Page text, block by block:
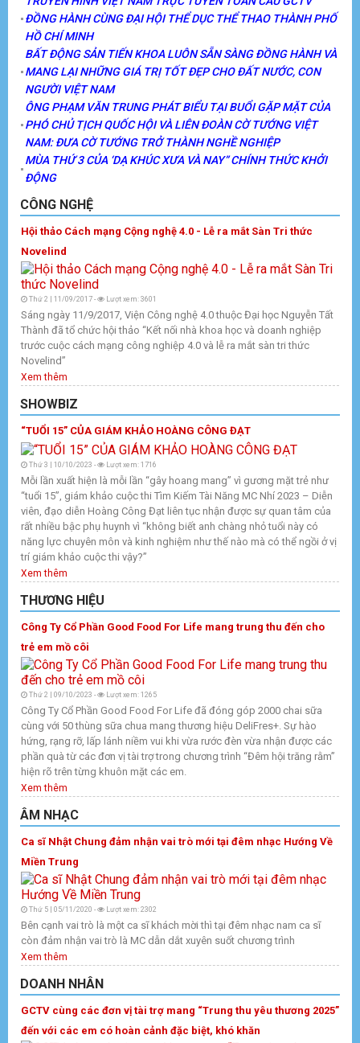
ĐỒNG HÀNH CÙNG ĐẠI HỘI THỂ DỤC THỂ THAO THÀNH PHỐ
HỒ CHÍ MINH
BẤT ĐỘNG SẢN TIẾN KHOA LUÔN SẴN SÀNG ĐỒNG HÀNH VÀ
MANG LẠI NHỮNG GIÁ TRỊ TỐT ĐẸP CHO ĐẤT NƯỚC, CON
NGƯỜI VIỆT NAM
ÔNG PHẠM VĂN TRUNG PHÁT BIỂU TẠI BUỔI GẶP MẶT CỦA
PHÓ CHỦ TỊCH QUỐC HỘI VÀ LIÊN ĐOÀN CỜ TƯỚNG VIỆT
NAM: ĐƯA CỜ TƯỚNG TRỞ THÀNH NGHỀ NGHIỆP
MÙA THỨ 3 CỦA ‘DẠ KHÚC XƯA VÀ NAY” CHÍNH THỨC KHỞI
ĐỘNG
CÔNG NGHỆ
Hội thảo Cách mạng Cộng nghệ 4.0 - Lễ ra mắt Sàn Tri thức
Novelind
Thứ 2 | 11/09/2017 - Lượt xem: 3601
Sáng ngày 11/9/2017, Viện Công nghệ 4.0 thuộc Đại học Nguyễn Tất
Thành đã tổ chức hội thảo “Kết nối nhà khoa học và doanh nghiệp
trước cuộc cách mạng công nghiệp 4.0 và lễ ra mắt sàn tri thức
Novelind”
Xem thêm
SHOWBIZ
“TUỔI 15” CỦA GIÁM KHẢO HOÀNG CÔNG ĐẠT
Thứ 3 | 10/10/2023 - Lượt xem: 1716
Mỗi lần xuất hiện là mỗi lần “gây hoang mang” vì gương mặt trẻ như
“tuổi 15”, giám khảo cuộc thi Tìm Kiếm Tài Năng MC Nhí 2023 – Diễn
viên, đạo diễn Hoàng Công Đạt liên tục nhận được sự quan tâm của
rất nhiều bậc phụ huynh vì “không biết anh chàng nhỏ tuổi này có
năng lực chuyên môn và kinh nghiệm như thế nào mà có thể ngồi ở vị
trí giám khảo cuộc thi vậy?”
Xem thêm
THƯƠNG HIỆU
Công Ty Cổ Phần Good Food For Life mang trung thu đến cho
trẻ em mồ côi
Thứ 2 | 09/10/2023 - Lượt xem: 1265
Công Ty Cổ Phần Good Food For Life đã đóng góp 2000 chai sữa
cùng với 50 thùng sữa chua mang thương hiệu DeliFres+. Sự hào
hứng, rạng rỡ, lấp lánh niềm vui khi vừa rước đèn vừa nhận được các
phần quà từ các đơn vị tài trợ trong chương trình “Đêm hội trăng rằm”
hiện rõ trên từng khuôn mặt các em.
Xem thêm
ÂM NHẠC
Ca sĩ Nhật Chung đảm nhận vai trò mới tại đêm nhạc Hướng Về
Miền Trung
Thứ 5 | 05/11/2020 - Lượt xem: 2302
Bên cạnh vai trò là một ca sĩ khách mời thì tại đêm nhạc nam ca sĩ
còn đảm nhận vai trò là MC dẫn dắt xuyên suốt chương trình
Xem thêm
DOANH NHÂN
GCTV cùng các đơn vị tài trợ mang “Trung thu yêu thương 2025”
đến với các em có hoàn cảnh đặc biệt, khó khăn